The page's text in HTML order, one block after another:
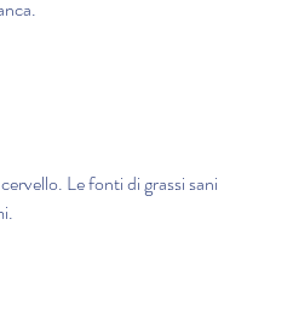
Le fonti di grassi sani